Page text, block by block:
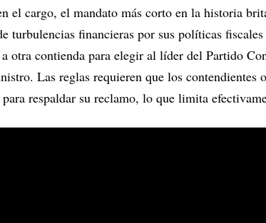
el cargo, el mandato más corto en la historia
turbulencias financieras por sus políticas
otra contienda para elegir al líder del Partido
Las reglas requieren que los contendientes
respaldar su reclamo, lo que limita